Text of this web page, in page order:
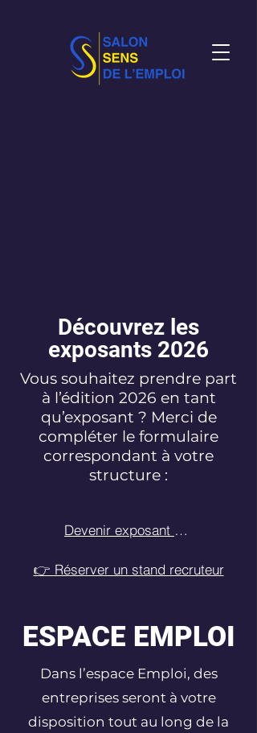
Découvrez les
exposants 2026
Vous souhaitez prendre part
à l’édition 2026 en tant
qu’exposant ? Merci de
compléter le formulaire
correspondant à votre
structure :
Devenir exposant 2026
👉 Réserver un stand recruteur
ESPACE EMPLOI
Dans l’espace Emploi, des
entreprises seront à votre
disposition tout au long de la